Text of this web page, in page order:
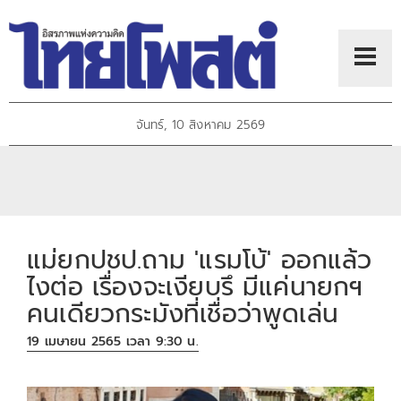
จันทร์, 10 สิงหาคม 2569
แม่ยกปชป.ถาม 'แรมโบ้' ออกแล้ว
ไงต่อ เรื่องจะเงียบรึ มีแค่นายกฯ
คนเดียวกระมังที่เชื่อว่าพูดเล่น
19 เมษายน 2565 เวลา 9:30 น.